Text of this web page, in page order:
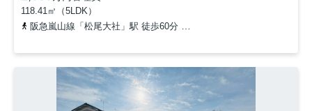
118.41㎡（5LDK）
阪急嵐山線「松尾大社」駅 徒歩60分